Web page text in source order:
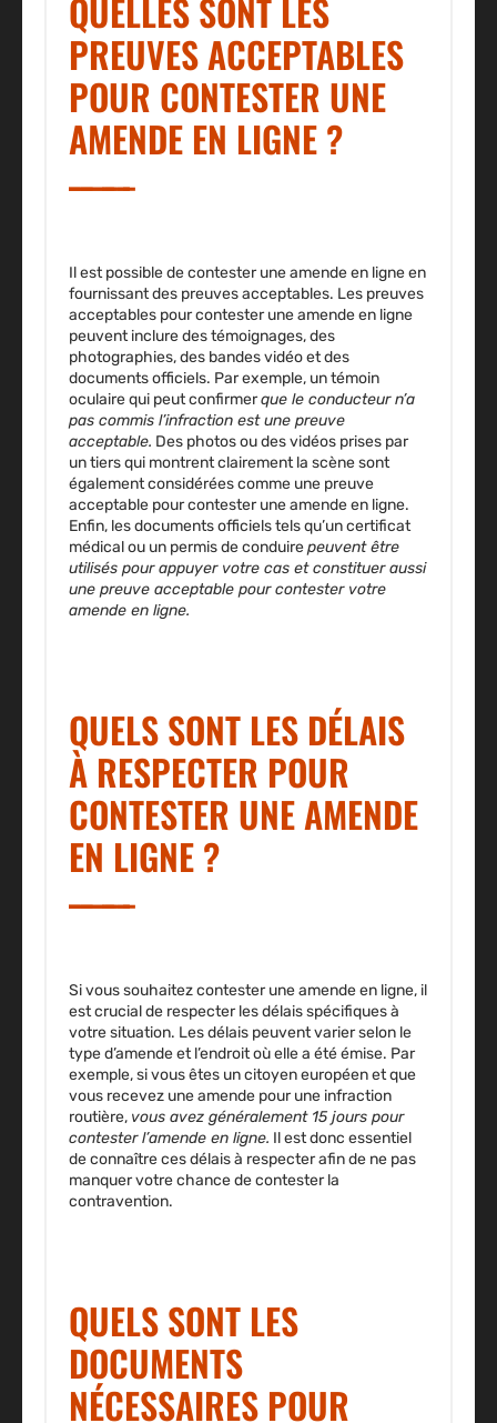
QUELLES SONT LES
PREUVES ACCEPTABLES
POUR CONTESTER UNE
AMENDE EN LIGNE ?
Il est possible de contester une amende en ligne en
fournissant des preuves acceptables. Les preuves
acceptables pour contester une amende en ligne
peuvent incluredes témoignages, des
photographies, des bandes vidéo et des
documents officiels. Par exemple, un témoin
oculaire qui peut confirmerque le conducteur n’a
pas commis l’infraction est une preuve
acceptable. Des photos ou des vidéos prises par
un tiers qui montrent clairement la scène sont
également considérées comme une preuve
acceptable pour contester une amende en ligne.
Enfin, les documents officiels tels qu’un certificat
médical ou un permis de conduirepeuvent être
utilisés pour appuyer votre cas et constituer aussi
une preuve acceptable pour contester votre
amende en ligne.
QUELS SONT LES DÉLAIS
À RESPECTER POUR
CONTESTER UNE AMENDE
EN LIGNE ?
Si vous souhaitez contester une amende en ligne, il
est crucial de respecter les délais spécifiques à
votre situation. Les délais peuventvarier selon le
type d’amende et l’endroit où elle a été émise. Par
exemple, si vous êtes un citoyen européen et que
vous recevez une amende pour une infraction
routière, vous avez généralement 15 jours pour
contester l’amende en ligne. Il est donc essentiel
de connaître ces délais à respecterafin de ne pas
manquer votre chance de contester la
contravention.
QUELS SONT LES
DOCUMENTS
NÉCESSAIRES POUR